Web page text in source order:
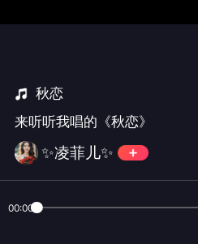
秋恋
来听听我唱的《秋恋》
✨凌菲儿✨
00:00